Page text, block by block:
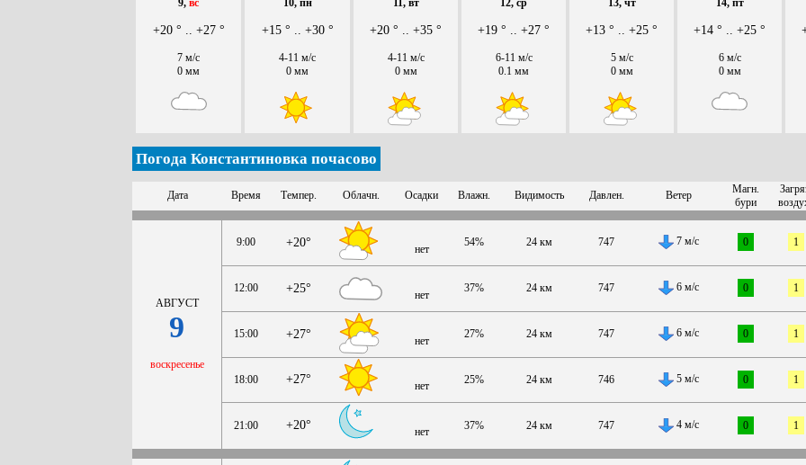
+20 ° .. +27 °
7 м/с
0 мм
+15 ° .. +30 °
4-11 м/с
0 мм
+20 ° .. +35 °
4-11 м/с
0 мм
+19 ° .. +27 °
6-11 м/с
0.1 мм
+13 ° .. +25 °
5 м/с
0 мм
+14 ° .. +25 °
6 м/с
0 мм
Погода Константиновка почасово
Дата Время Темпер. Облачн. Осадки Влажн. Видимость Давлен. Ветер
Магн.
бури
АВГУСТ
9
воскресенье
9:00 +20° нет
54% 24 км 747 7 м/с 0 1
12:00 +25° нет
37% 24 км 747 6 м/с 0 1
15:00 +27° нет
27% 24 км 747 6 м/с 0 1
18:00 +27° нет 25% 24 км 746 5 м/с 0 1
21:00 +20° нет 37% 24 км 747 4 м/с 0 1